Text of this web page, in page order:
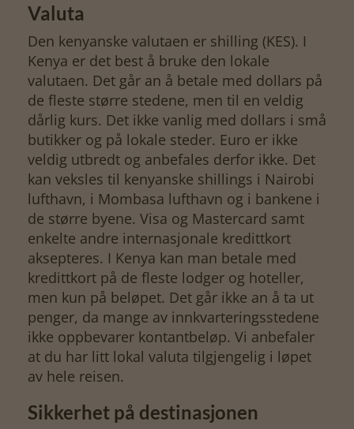
Valuta
Den kenyanske valutaen er shilling (KES). I
Kenya er det best å bruke den lokale
valutaen. Det går an å betale med dollars på
de fleste større stedene, men til en veldig
dårlig kurs. Det ikke vanlig med dollars i små
butikker og på lokale steder. Euro er ikke
veldig utbredt og anbefales derfor ikke. Det
kan veksles til kenyanske shillings i Nairobi
lufthavn, i Mombasa lufthavn og i bankene i
de større byene. Visa og Mastercard samt
enkelte andre internasjonale kredittkort
aksepteres. I Kenya kan man betale med
kredittkort på de fleste lodger og hoteller,
men kun på beløpet. Det går ikke an å ta ut
penger, da mange av innkvarteringsstedene
ikke oppbevarer kontantbeløp. Vi anbefaler
at du har litt lokal valuta tilgjengelig i løpet
av hele reisen.
Sikkerhet på destinasjonen